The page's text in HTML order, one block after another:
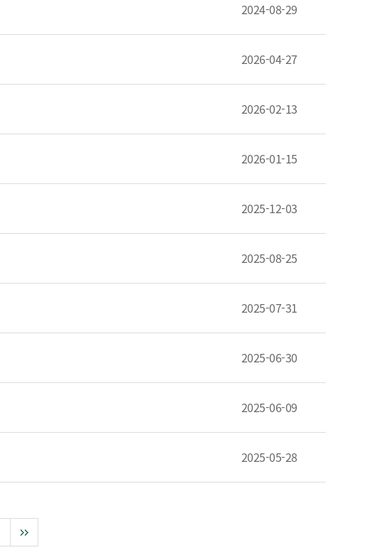
2024-08-29
2026-04-27
2026-02-13
2026-01-15
2025-12-03
2025-08-25
2025-07-31
2025-06-30
2025-06-09
2025-05-28
다음 페이지